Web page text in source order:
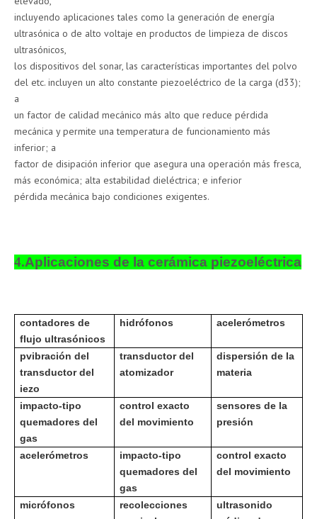
incluyendo aplicaciones tales como la generación de energía
ultrasónica o de alto voltaje en productos de limpieza de discos
ultrasónicos,
los dispositivos del sonar, las características importantes del polvo
del etc. incluyen un alto constante piezoeléctrico de la carga (d33);
a
un factor de calidad mecánico más alto que reduce pérdida
mecánica y permite una temperatura de funcionamiento más
inferior; a
factor de disipación inferior que asegura una operación más fresca,
más económica; alta estabilidad dieléctrica; e inferior
pérdida mecánica bajo condiciones exigentes.
4.Aplicaciones de la cerámica piezoeléctrica
contadores de
flujo ultrasónicos
hidrófonos acelerómetros
pvibración del
transductor del
iezo
transductor del
atomizador
dispersión de la
materia
impacto-tipo
quemadores del
gas
control exacto
del movimiento
sensores de la
presión
acelerómetros
impacto-tipo
quemadores del
gas
control exacto
del movimiento
micrófonos
recolecciones
ultrasonido